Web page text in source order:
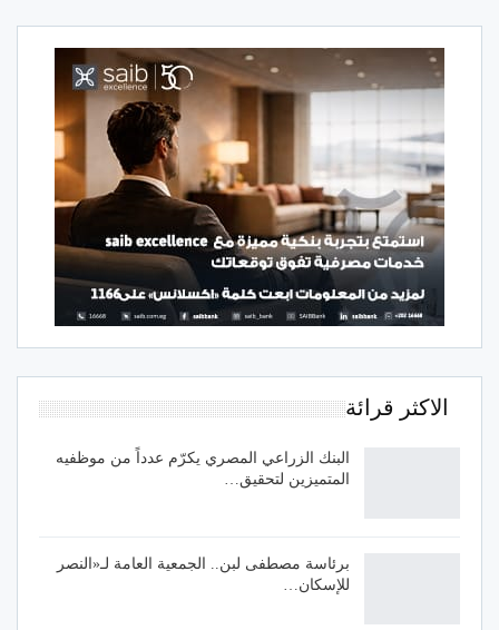
الاكثر قرائة
البنك الزراعي المصري يكرّم عدداً من موظفيه
المتميزين لتحقيق…
برئاسة مصطفى لبن.. الجمعية العامة لـ«النصر
للإسكان…